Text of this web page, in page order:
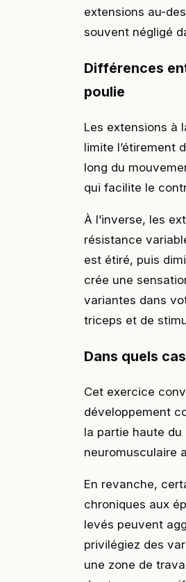
extensions au-
souvent négligé
Différences
poulie
Les extensions à
limite l’étirement
long du
qui facilite le
À l’inverse, les
résistance
est étiré, puis
crée une
variantes dans
triceps et de
Dans quels
Cet exercice
développement
la partie haute du
neuromusculaire
En revanche,
chroniques aux
levés peuvent
privilégiez des
une zone de